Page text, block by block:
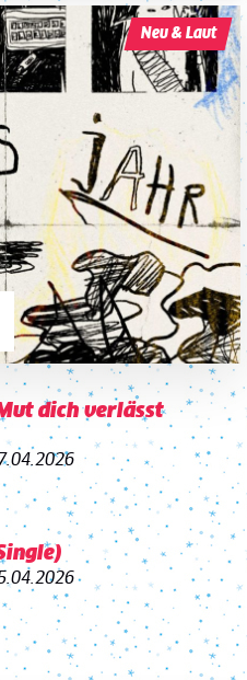
Neu & Laut
dich verlässt